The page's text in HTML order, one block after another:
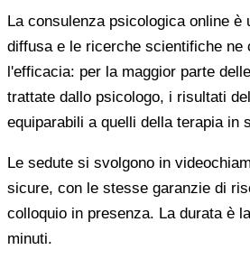
La consulenza psicologica online è
diffusa e le ricerche scientifiche ne
l'efficacia: per la maggior parte
trattate dallo psicologo, i risultati
equiparabili a quelli della terapia in
Le sedute si svolgono in
sicure, con le stesse garanzie di
colloquio in presenza. La durata è
minuti.